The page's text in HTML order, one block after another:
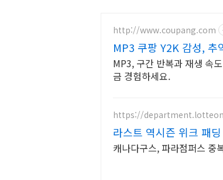
http://www.coupang.com
MP3 쿠팡 Y2K 감성, 추
MP3, 구간 반복과 재생 속
금 경험하세요.
https://
라스트 역시즌 위크 패
캐나다구스, 파라점퍼스